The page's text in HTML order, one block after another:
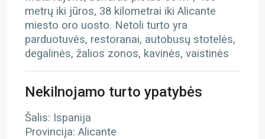
metrų iki jūros, 38 kilometrai iki Alicante
miesto oro uosto. Netoli turto yra
parduotuvės, restoranai, autobusų stotelės,
degalinės, žalios zonos, kavinės, vaistinės
Nekilnojamo turto ypatybės
Šalis: Ispanija
Provincija: Alicante